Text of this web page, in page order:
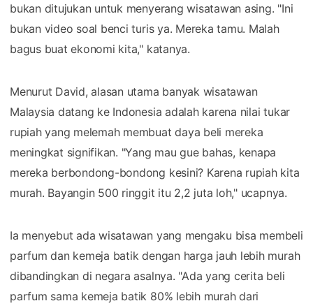
bukan ditujukan untuk menyerang wisatawan asing. "Ini
bukan video soal benci turis ya. Mereka tamu. Malah
bagus buat ekonomi kita," katanya.
Menurut David, alasan utama banyak wisatawan
Malaysia datang ke Indonesia adalah karena nilai tukar
rupiah yang melemah membuat daya beli mereka
meningkat signifikan. "Yang mau gue bahas, kenapa
mereka berbondong-bondong kesini? Karena rupiah kita
murah. Bayangin 500 ringgit itu 2,2 juta loh," ucapnya.
Ia menyebut ada wisatawan yang mengaku bisa membeli
parfum dan kemeja batik dengan harga jauh lebih murah
dibandingkan di negara asalnya. "Ada yang cerita beli
parfum sama kemeja batik 80% lebih murah dari